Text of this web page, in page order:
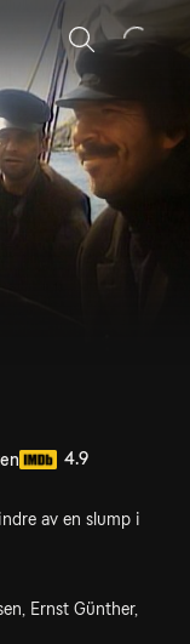
Sök
4.9
av en slump i
Ernst Günther,